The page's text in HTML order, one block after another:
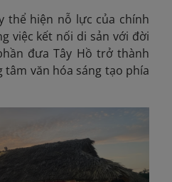
thể hiện nỗ lực của chính
việc kết nối di sản với đời
đưa Tây Hồ trở thành
văn hóa sáng tạo phía